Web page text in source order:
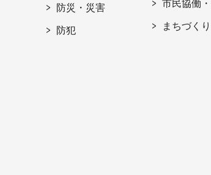
防災・災害
防犯
市民協働
まちづく